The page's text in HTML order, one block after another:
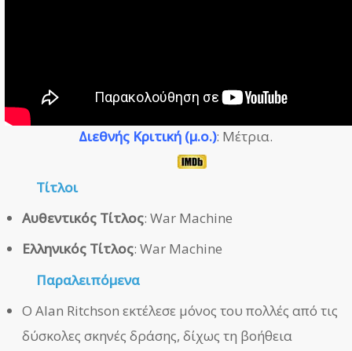
Διεθνής Κριτική (μ.ο.): Μέτρια.
Τίτλοι
Αυθεντικός Τίτλος: War Machine
Ελληνικός Τίτλος: War Machine
Παραλειπόμενα
Ο Alan Ritchson εκτέλεσε μόνος του πολλές από τις
δύσκολες σκηνές δράσης, δίχως τη βοήθεια